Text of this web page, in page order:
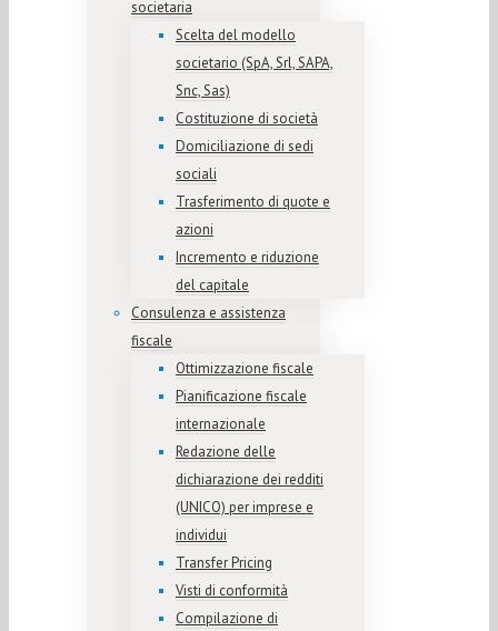
societaria
Scelta del modello
societario (SpA, Srl, SAPA,
Snc, Sas)
Costituzione di società
Domiciliazione di sedi
sociali
Trasferimento di quote e
azioni
Incremento e riduzione
del capitale
Consulenza e assistenza
fiscale
Ottimizzazione fiscale
Pianificazione fiscale
internazionale
Redazione delle
dichiarazione dei redditi
(UNICO) per imprese e
individui
Transfer Pricing
Visti di conformità
Compilazione di